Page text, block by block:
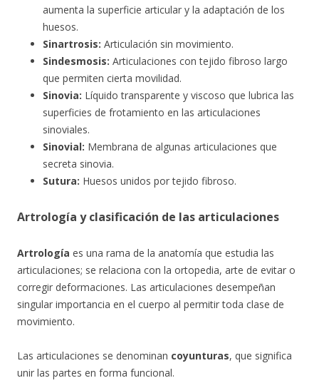
aumenta la superficie articular y la adaptación de los
huesos.
Sinartrosis: Articulación sin movimiento.
Sindesmosis: Articulaciones con tejido fibroso largo
que permiten cierta movilidad.
Sinovia: Líquido transparente y viscoso que lubrica las
superficies de frotamiento en las articulaciones
sinoviales.
Sinovial: Membrana de algunas articulaciones que
secreta sinovia.
Sutura: Huesos unidos por tejido fibroso.
Artrología y clasificación de las articulaciones
Artrología es una rama de la anatomía que estudia las
articulaciones; se relaciona con la ortopedia, arte de evitar o
corregir deformaciones. Las articulaciones desempeñan
singular importancia en el cuerpo al permitir toda clase de
movimiento.
Las articulaciones se denominan coyunturas, que significa
unir las partes en forma funcional.